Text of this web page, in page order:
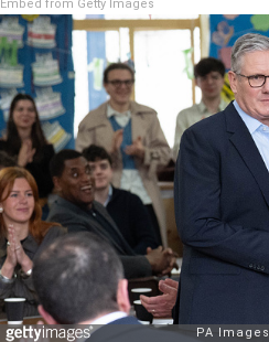
Embed from Getty Images